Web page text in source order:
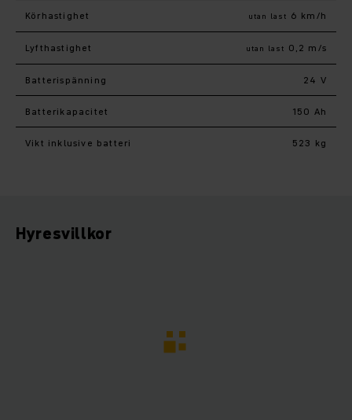
Körhastighet utan last 6 km/h
Lyfthastighet utan last 0,2 m/s
Batterispänning 24 V
Batterikapacitet 150 Ah
Vikt inklusive batteri 523 kg
Hyresvillkor